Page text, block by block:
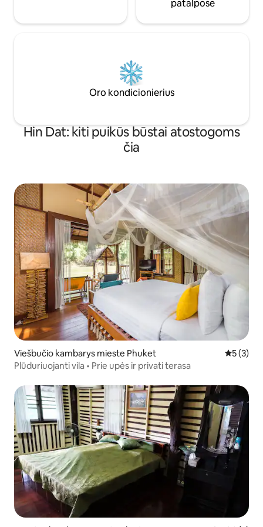
patalpose
Oro kondicionierius
Hin Dat: kiti puikūs būstai atostogoms
čia
Viešbučio kambarys mieste Phuket Vidutinis
5 (3)
Plūduriuojanti vila • Prie upės ir privati terasa